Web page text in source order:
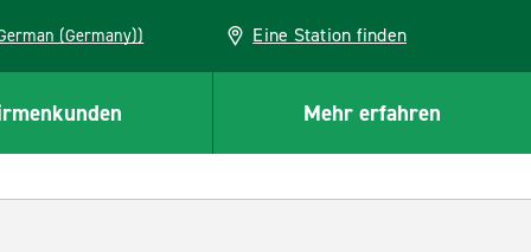
(German (Germany)) Eine Station finden
Mehr erfahren